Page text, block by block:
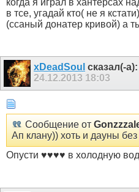
когда я играл в хантерсах
в тсе, угадай кто( не я
(ссаный донатер кривой) а
xDeadSoul сказал(-а):
24.12.2013 18:03
Сообщение от
Ап клану)) хоть и дауны
Опусти ♥♥♥♥ в холодную